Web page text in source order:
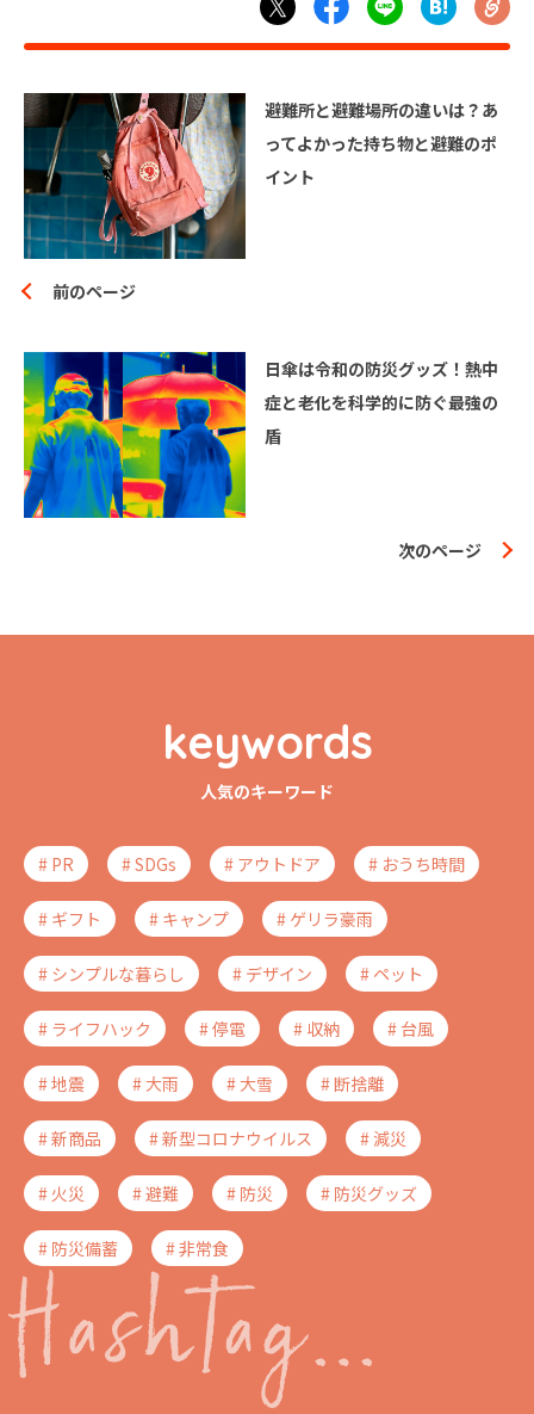
避難所と避難場所の違いは？あ
ってよかった持ち物と避難のポ
イント
前のページ
日傘は令和の防災グッズ！熱中
症と老化を科学的に防ぐ最強の
盾
次のページ
keywords
人気のキーワード
# PR # SDGs # アウトドア # おうち時間
# ギフト # キャンプ # ゲリラ豪雨
# シンプルな暮らし # デザイン # ペット
# ライフハック # 停電 # 収納 # 台風
# 地震 # 大雨 # 大雪 # 断捨離
# 新商品 # 新型コロナウイルス # 減災
# 火災 # 避難 # 防災 # 防災グッズ
# 防災備蓄 # 非常食